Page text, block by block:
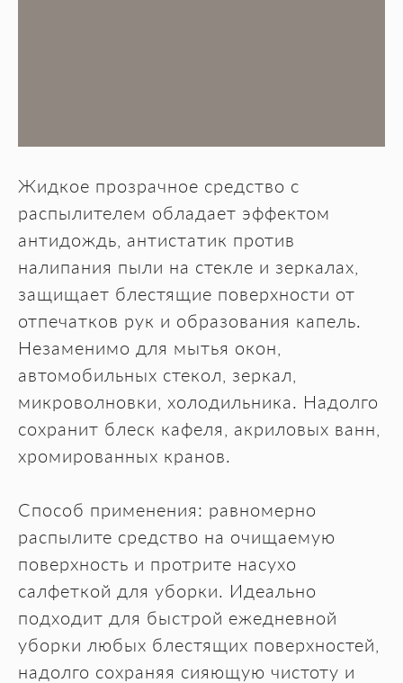
Жидкое прозрачное средство с
распылителем обладает эффектом
антидождь, антистатик против
налипания пыли на стекле и зеркалах,
защищает блестящие поверхности от
отпечатков рук и образования капель.
Незаменимо для мытья окон,
автомобильных стекол, зеркал,
микроволновки, холодильника. Надолго
сохранит блеск кафеля, акриловых ванн,
хромированных кранов.
Способ применения: равномерно
распылите средство на очищаемую
поверхность и протрите насухо
салфеткой для уборки. Идеально
подходит для быстрой ежедневной
уборки любых блестящих поверхностей,
надолго сохраняя сияющую чистоту и